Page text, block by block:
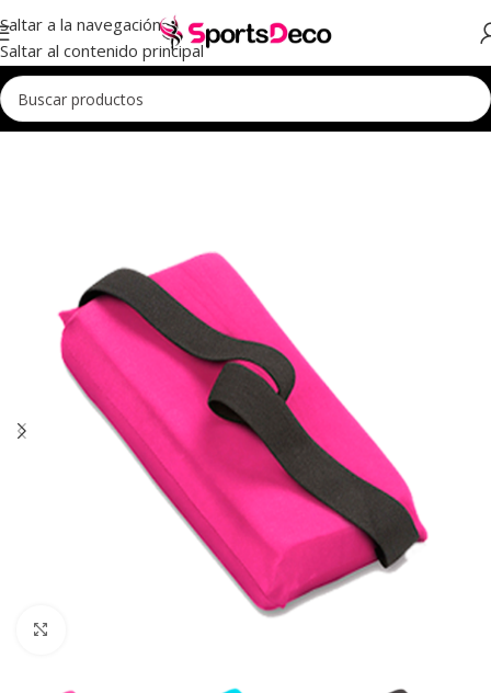
Saltar a la navegación
Saltar al contenido principal
Inicio Entrenamiento Protectores